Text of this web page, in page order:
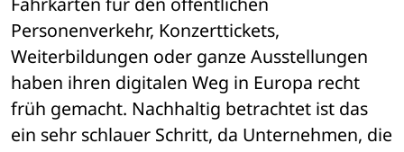
Personenverkehr, Konzerttickets,
Weiterbildungen oder ganze Ausstellungen
haben ihren digitalen Weg in Europa recht
früh gemacht. Nachhaltig betrachtet ist das
ein sehr schlauer Schritt, da Unternehmen, die